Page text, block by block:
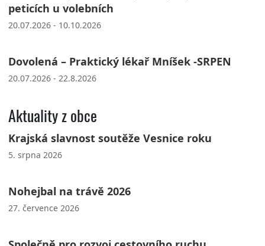
peticích u volebních
20.07.2026 - 10.10.2026
Dovolená – Praktický lékař Mníšek -SRPEN
20.07.2026 - 22.8.2026
Aktuality z obce
Krajská slavnost soutěže Vesnice roku
5. srpna 2026
Nohejbal na trávě 2026
27. července 2026